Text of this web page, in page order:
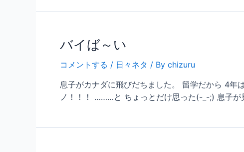
バイば～い
コメントする / 日々ネタ / By chizuru
息子がカナダに飛びだちました。 留学だから 4
ノ！！！ ………と ちょっとだけ思った(-_-;) 息子